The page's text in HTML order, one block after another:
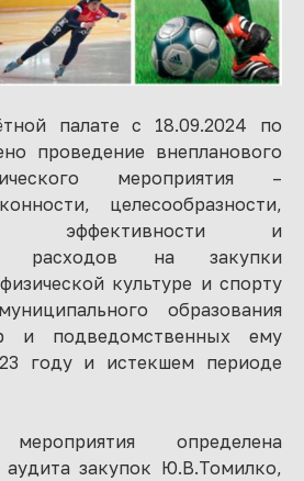
палате с 18.09.2024 по
проведение внепланового
мероприятия –
целесообразности,
эффективности и
расходов на закупки
культуре и спорту
образования
и подведомственных ему
году и истекшем периоде
определена
аудита закупок Ю.В.Томилко,